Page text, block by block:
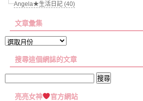
Angela★生活日記 (40)
文章彙集
文
彙
搜尋這個網誌的文章
亮亮女神 官方網站